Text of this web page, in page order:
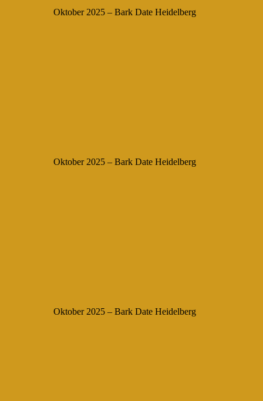
Oktober 2025 – Bark Date Heidelberg
Oktober 2025 – Bark Date Heidelberg
Oktober 2025 – Bark Date Heidelberg